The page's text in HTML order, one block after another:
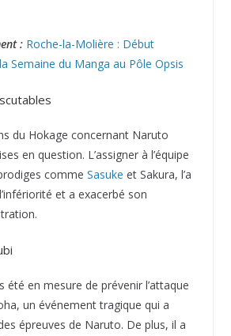
: Roche-la-Molière : Début
Semaine du Manga au Pôle Opsis
du Hokage concernant Naruto
en question. L’assigner à l’équipe
comme Sasuke et Sakura, l’a
et a exacerbé son
été en mesure de prévenir l’attaque
un événement tragique qui a
épreuves de Naruto. De plus, il a